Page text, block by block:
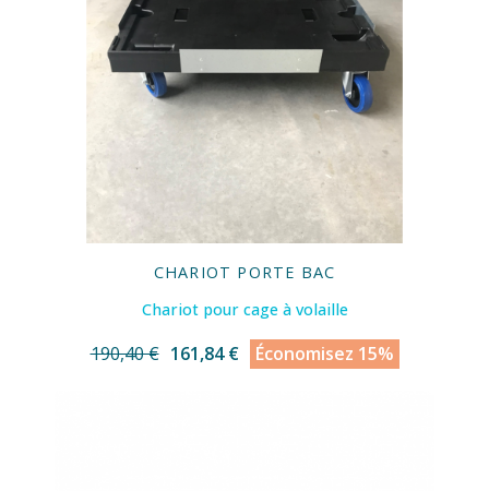
CHARIOT PORTE BAC
Chariot pour cage à volaille
190,40 € 161,84 € Économisez 15%